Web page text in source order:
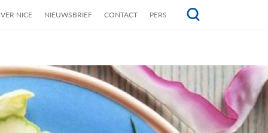
NICE NIEUWSBRIEF CONTACT PERS